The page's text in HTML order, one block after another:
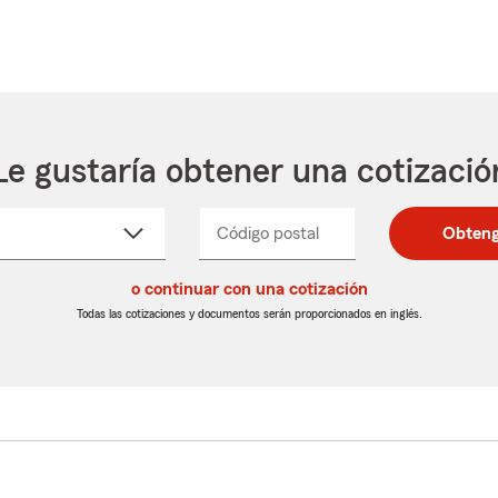
gustaría obtener una
Código postal
postal
de
postal
de
_____
o continuar con una cotización
Todas las cotizaciones y documentos serán proporcionados en inglés.